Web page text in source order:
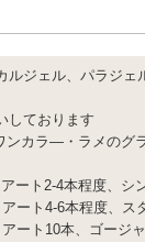
ルジェル、パラジェ
しております
ンカラ―・ラメのグ
ート2-4本程度、シ
ート4-6本程度、ス
ート10本、ゴージ